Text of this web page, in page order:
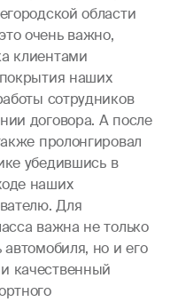
области
очень важно,
клиентами
наших
сотрудников
договора. А после
пролонгировал
убедившись в
наших
Для
важна не только
но и его
качественный